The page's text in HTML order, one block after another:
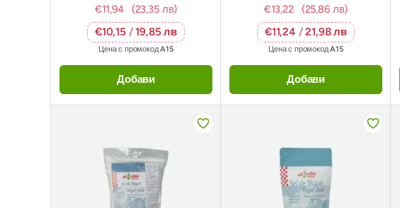
€11,94
(23,35 лв)
€10,15 /19,85 лв
Цена с промокодA15
Добави
€13,22
(25,86 лв)
€11,24 /21,98 лв
Цена с промокодA15
Добави